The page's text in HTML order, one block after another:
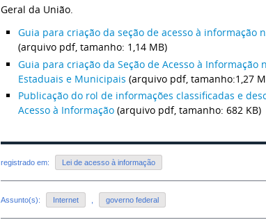
Geral da União.
Guia para criação da seção de acesso à
(arquivo pdf, tamanho: 1,14 MB)
Guia para criação da Seção de Acesso à
Estaduais e Municipais (arquivo pdf, tamanho:1,27
Publicação do rol de informações classificadas e
Acesso à Informação (arquivo pdf, tamanho: 682 KB)
registrado em: Lei de acesso à informação
Assunto(s): Internet governo federal